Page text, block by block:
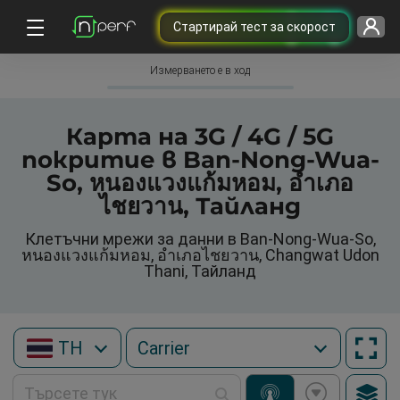
Cтартирай тест за скорост
Измерването е в ход
Карта на 3G / 4G / 5G
покритие в Ban-Nong-Wua-
So, หนองแวงแก้มหอม, อำเภอ
ไชยวาน, Тайланд
Клетъчни мрежи за данни в Ban-Nong-Wua-So,
หนองแวงแก้มหอม, อำเภอไชยวาน, Changwat Udon
Thani, Тайланд
TH